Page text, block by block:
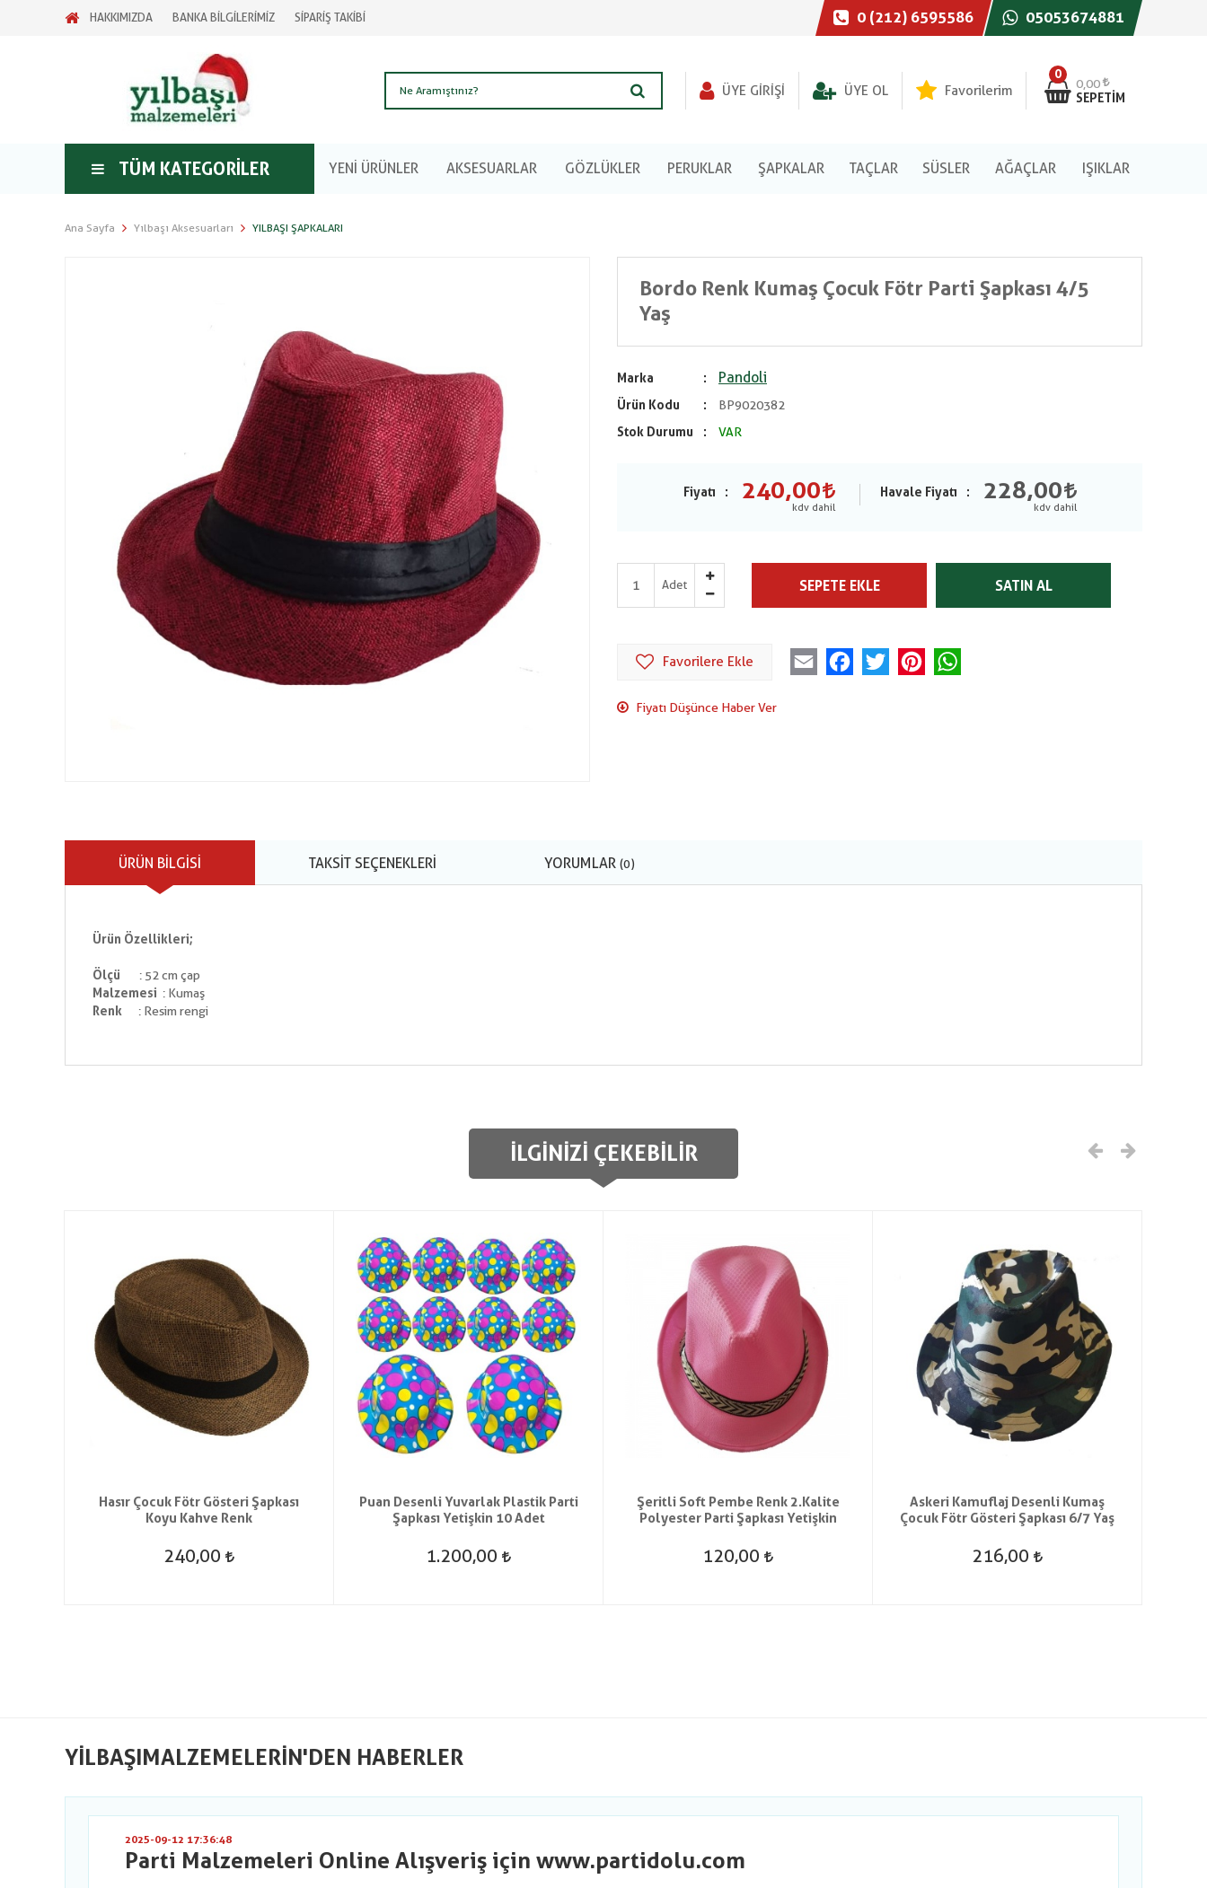
HAKKIMIZDA BANKA BİLGİLERİMİZ SİPARİŞ TAKİBİ 0 (212) 6595586 05053674881
0
0,00
SEPETIM
ÜYE GIRIŞI ÜYE OL Favorilerim
TÜM KATEGORILER YENİ ÜRÜNLER AKSESUARLAR GÖZLÜKLER PERUKLAR ŞAPKALAR TAÇLAR SÜSLER AĞAÇLAR IŞIKLAR
Ana Sayfa Yılbaşı Aksesuarları YILBAŞI ŞAPKALARI
Bordo Renk Kumaş Çocuk Fötr Parti Şapkası 4/5
Yaş
Marka Pandoli
Ürün Kodu
BP9020382
Stok Durumu
VAR
Fiyatı 240,00 Havale Fiyatı 228,00
Adet SEPETE EKLE SATIN AL
Favorilere Ekle Email FacebookTwitter Pinterest
Fiyatı Düşünce Haber Ver
ÜRÜN BILGISI TAKSIT SEÇENEKLERI YORUMLAR (0)
Ürün Özellikleri;
Ölçü
: 52 cm çap
Malzemesi : Kumaş
Renk
: Resim rengi
İLGINIZI ÇEKEBILIR
Hasır Çocuk Fötr Gösteri Şapkası
Koyu Kahve Renk
240,00
Puan Desenli Yuvarlak Plastik Parti
Şapkası Yetişkin 10 Adet
1.200,00
Şeritli Soft Pembe Renk 2.Kalite
Polyester Parti Şapkası Yetişkin
120,00
Askeri Kamuflaj Desenli Kumaş
Çocuk Fötr Gösteri Şapkası 6/7 Yaş
216,00
YILBAŞIMALZEMELERIN'DEN HABERLER
2025-09-12 17:36:48
Parti Malzemeleri Online Alışveriş için www.partidolu.com